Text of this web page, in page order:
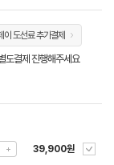
이 도선료 추가결제
도결제 진행해주세요
39,900원